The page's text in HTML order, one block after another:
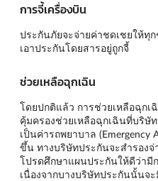
การจี้เครื่องบิน
ประกันภัยจะจ่ายค่าชดเชยให้ทุ
เอาประกันโดยสารอยู่ถูกจี้
ช่วยเหลือฉุกเฉิน
โดยปกติแล้ว การช่วยเหลือฉุกเ
คุ้มครองช่วยเหลือฉุกเฉินที่บริษั
เป็นค่ารถพยาบาล (Emergency
ขึ้น ทางบริษัทประกันจะสำรอง
โปรดศึกษาแผนประกันให้ดีว่ามี
เนื่องจากบางบริษัทประกันนั้นจ